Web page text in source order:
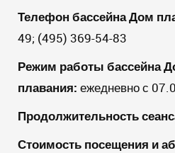
Телефон бассейна Дом
49; (495) 369-54-83
Режим работы бассейна
плавания: ежедневно с
Продолжительность
Стоимость посещения и